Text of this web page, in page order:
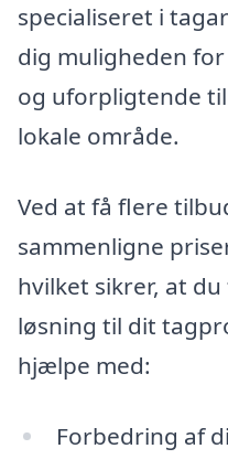
specialiseret i
dig muligheden
og uforpligtende
lokale område.
Ved at få flere
sammenligne
hvilket sikrer, at
løsning til dit
hjælpe med:
Forbedring af